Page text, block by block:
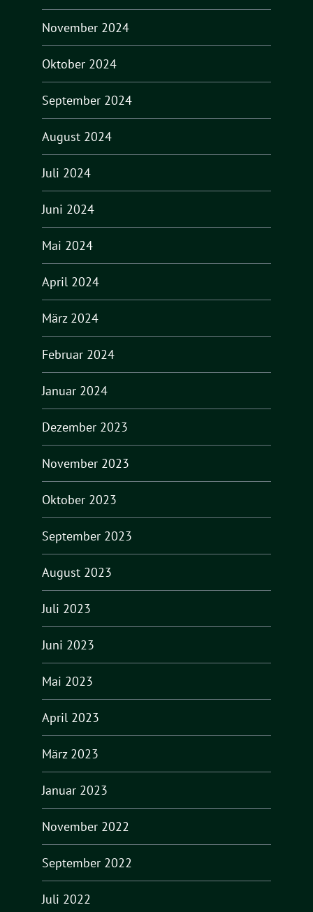
November 2024
Oktober 2024
September 2024
August 2024
Juli 2024
Juni 2024
Mai 2024
April 2024
März 2024
Februar 2024
Januar 2024
Dezember 2023
November 2023
Oktober 2023
September 2023
August 2023
Juli 2023
Juni 2023
Mai 2023
April 2023
März 2023
Januar 2023
November 2022
September 2022
Juli 2022